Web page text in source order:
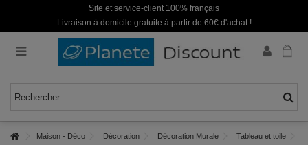
Site et service-client 100% français
Livraison à domicile gratuite à partir de 60€ d'achat !
Maison - Déco Décoration Décoration Murale Tableau et toile